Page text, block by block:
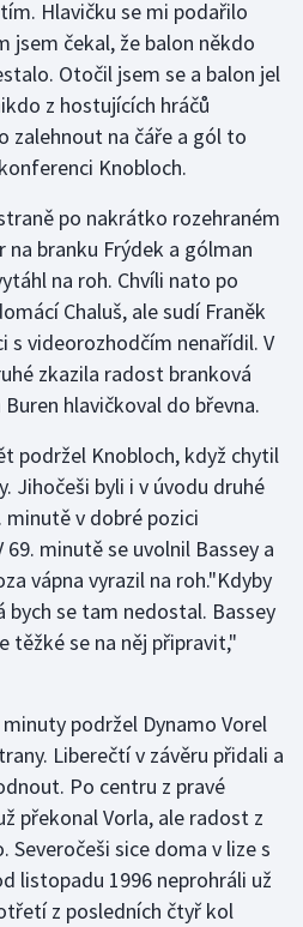
Hlavičku se mi podařilo
jsem čekal, že balon někdo
Otočil jsem se a balon jel
z hostujících hráčů
zalehnout na čáře a gól to
Knobloch.
po nakrátko rozehraném
branku Frýdek a gólman
na roh. Chvíli nato po
Chaluš, ale sudí Franěk
s videorozhodčím nenařídil. V
zkazila radost branková
hlavičkoval do břevna.
podržel Knobloch, když chytil
Jihočeši byli i v úvodu druhé
minutě v dobré pozici
69. minutě se uvolnil Bassey a
vápna vyrazil na roh."Kdyby
se tam nedostal. Bassey
těžké se na něj připravit,"
podržel Dynamo Vorel
Liberečtí v závěru přidali a
Po centru z pravé
překonal Vorla, ale radost z
Severočeši sice doma v lize s
listopadu 1996 neprohráli už
z posledních čtyř kol